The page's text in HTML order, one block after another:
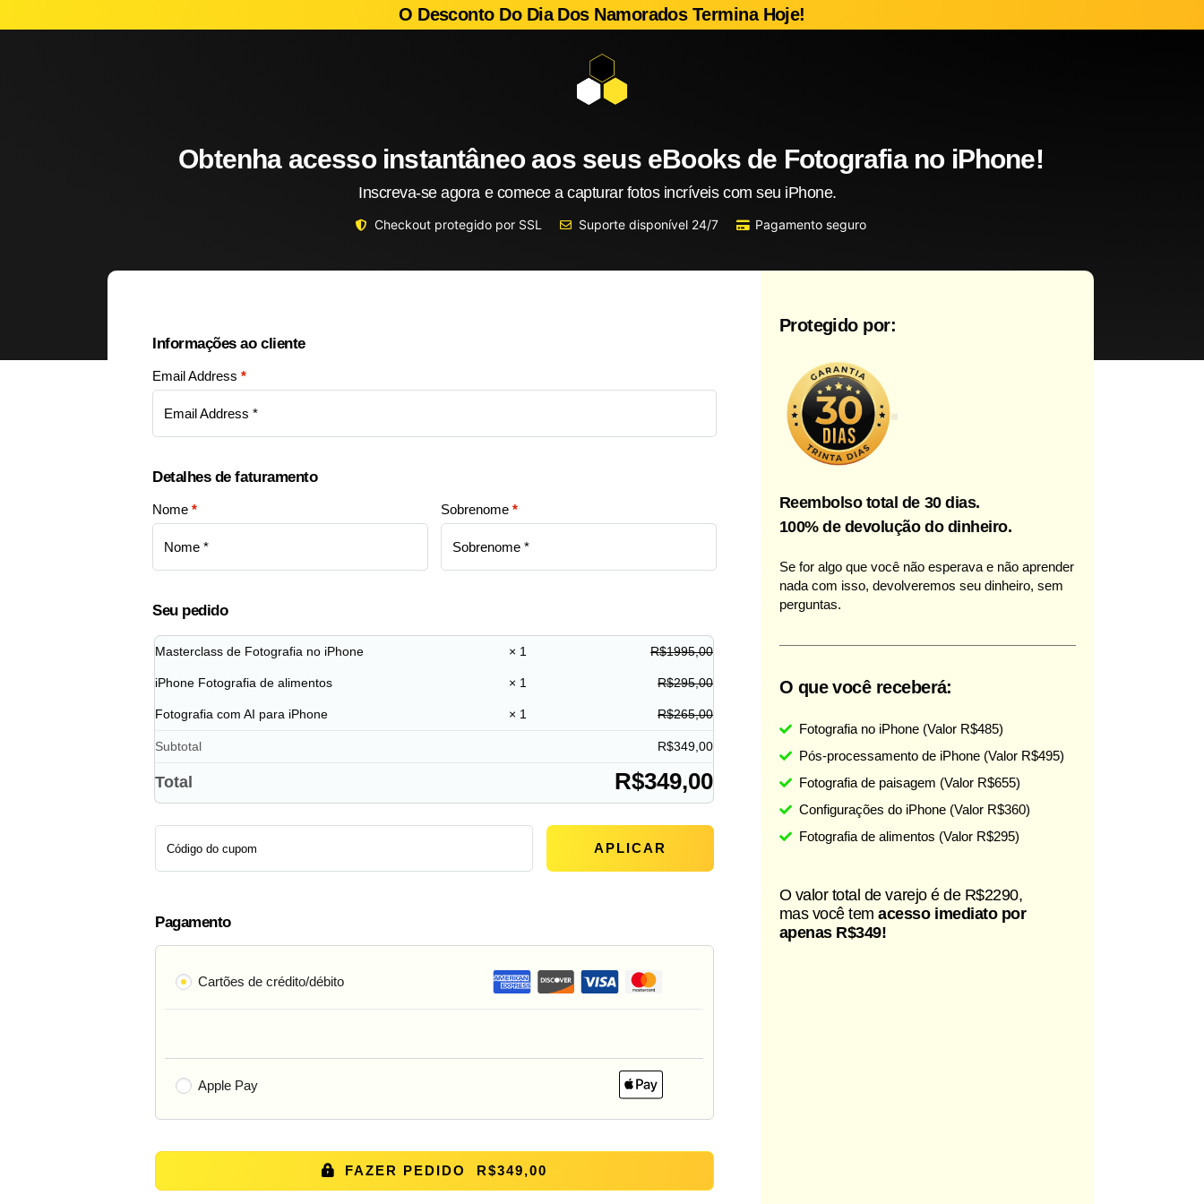
O Desconto Do Dia Dos Namorados Termina Hoje!
Obtenha acesso instantâneo aos seus eBooks de Fotografia no iPhone!
Inscreva-se agora e comece a capturar fotos incríveis com seu iPhone.
Checkout protegido por SSL Suporte disponível 24/7 Pagamento seguro
Informações ao cliente
Email Address *
Detalhes de faturamento
Nome * Sobrenome *
Seu pedido
Masterclass de Fotografia no iPhone × 1 R$1995,00
iPhone Fotografia de alimentos × 1 R$295,00
Fotografia com AI para iPhone × 1 R$265,00
Subtotal R$349,00
Total R$349,00
APLICAR
Pagamento
Cartões de crédito/débito
Apple Pay
FAZER PEDIDO R$349,00
Protegido por:
Reembolso total de 30 dias.
100% de devolução do dinheiro.
Se for algo que você não esperava e não aprender
nada com isso, devolveremos seu dinheiro, sem
perguntas.
O que você receberá:
Fotografia no iPhone (Valor R$485)
Pós-processamento de iPhone (Valor R$495)
Fotografia de paisagem (Valor R$655)
Configurações do iPhone (Valor R$360)
Fotografia de alimentos (Valor R$295)
O valor total de varejo é de R$2290,
mas você temacesso imediato por
apenas R$349!